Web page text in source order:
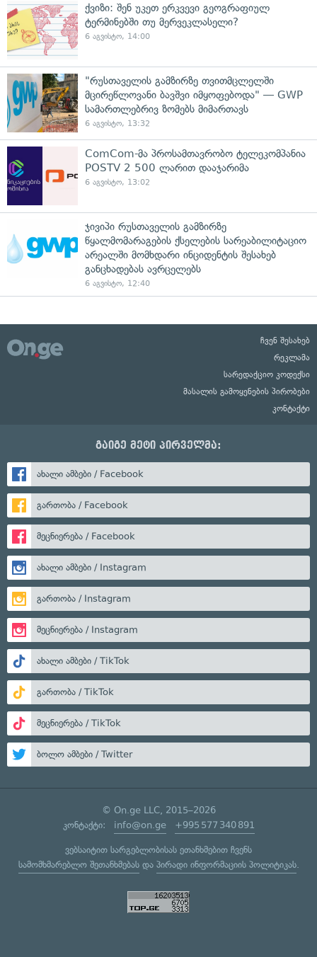
ქვიზი: შენ უკეთ ერკვევი გეოგრაფიულ
ტერმინებში თუ მერვეკლასელი?
6 აგვისტო, 14:00
"რუსთაველის გამზირზე თვითმცლელში
მცირეწლოვანი ბავშვი იმყოფებოდა" — GWP
სამართლებრივ ზომებს მიმართავს
6 აგვისტო, 13:32
ComCom-მა პროსამთავრობო ტელეკომპანია
POSTV 2 500 ლარით დააჯარიმა
6 აგვისტო, 13:02
ჯივიპი რუსთაველის გამზირზე
წყალმომარაგების ქსელების სარეაბილიტაციო
არეალში მომხდარი ინციდენტის შესახებ
განცხადებას ავრცელებს
6 აგვისტო, 12:40
ჩვენ შესახებ
რეკლამა
სარედაქციო კოდექსი
მასალის გამოყენების პირობები
კონტაქტი
გაიგე მეტი პირველმა:
ახალი ამბები / Facebook
გართობა / Facebook
მეცნიერება / Facebook
ახალი ამბები / Instagram
გართობა / Instagram
მეცნიერება / Instagram
ახალი ამბები / TikTok
გართობა / TikTok
მეცნიერება / TikTok
ბოლო ამბები / Twitter
© On.ge LLC, 2015–2026
კონტაქტი: info@on.ge +995 577 340 891
ვებსაიტით სარგებლობისას ეთანხმებით ჩვენს
სამომხმარებლო შეთანხმებასდა პირადი ინფორმაციის პოლიტიკას.